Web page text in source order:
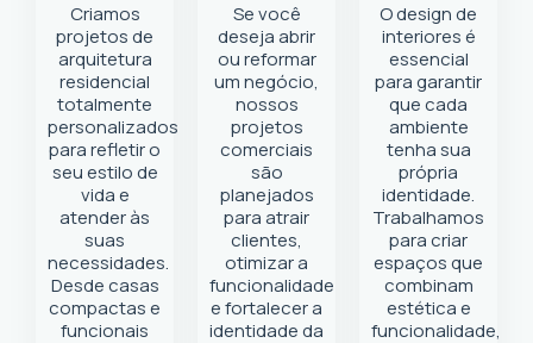
Criamos
projetos de
arquitetura
residencial
totalmente
personalizados
para refletir o
seu estilo de
vida e
atender às
suas
necessidades.
Desde casas
compactas e
funcionais
Se você
deseja abrir
ou reformar
um negócio,
nossos
projetos
comerciais
são
planejados
para atrair
clientes,
otimizar a
funcionalidade
e fortalecer a
identidade da
O design de
interiores é
essencial
para garantir
que cada
ambiente
tenha sua
própria
identidade.
Trabalhamos
para criar
espaços que
combinam
estética e
funcionalidade,